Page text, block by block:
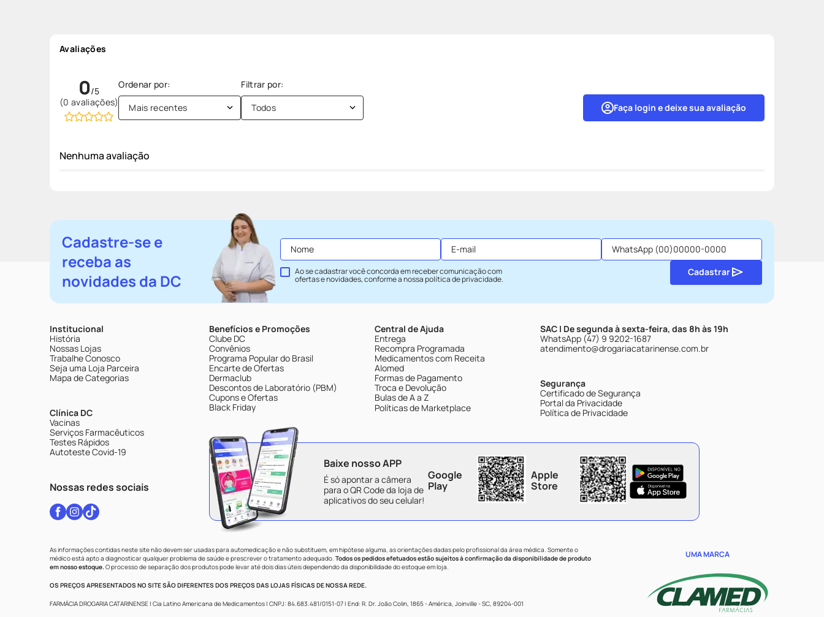
Avaliações
0
(0 avaliações) Faça login e deixe sua avaliação
Mais recentes Todos
Nenhuma avaliação
Cadastre-se e
receba as
novidades da DC
Ao se cadastrar você concorda em receber comunicação com
ofertas e novidades, conforme a nossapolítica de privacidade.
Cadastrar
Institucional
História
Nossas Lojas
Trabalhe Conosco
Seja uma Loja Parceira
Mapa de Categorias
Clínica DC
Vacinas
Serviços Farmacêuticos
Testes Rápidos
Autoteste Covid-19
Nossas redes sociais
Benefícios e Promoções
Clube DC
Convênios
Programa Popular do Brasil
Encarte de Ofertas
Dermaclub
Descontos de Laboratório (PBM)
Cupons e Ofertas
Black Friday
Central de Ajuda
Entrega
Recompra Programada
Medicamentos com Receita
Alomed
Formas de Pagamento
Troca e Devolução
Bulas de A a Z
Políticas de Marketplace
SAC | De segunda à sexta-feira, das 8h às 19h
WhatsApp (47) 9 9202-1687
atendimento@drogariacatarinense.com.br
Segurança
Certificado de Segurança
Portal da Privacidade
Política de Privacidade
Baixe nosso APP
É só apontar a câmera
para o QR Code da loja de
aplicativos do seu celular!
Google
Play
Apple
Store
As informações contidas neste site não devem ser usadas para automedicação e não substituem, em hipótese alguma, as orientações dadas pelo profissional da área médica. Somente o
médico está apto a diagnosticar qualquer problema de saúde e prescrever o tratamento adequado. Todos os pedidos efetuados estão sujeitos à confirmação da disponibilidade de produto
em nosso estoque.O processo de separação dos produtos pode levar até dois dias úteis dependendo da disponibilidade do estoque em loja.
OS PREÇOS APRESENTADOS NO SITE SÃO DIFERENTES DOS PREÇOS DAS LOJAS FÍSICAS DE NOSSA REDE.
FARMÁCIA DROGARIA CATARINENSE | Cia Latino Americana de Medicamentos | CNPJ: 84.683.481/0151-07 | End: R. Dr. João Colin, 1865 - América, Joinville - SC, 89204-001
UMA MARCA